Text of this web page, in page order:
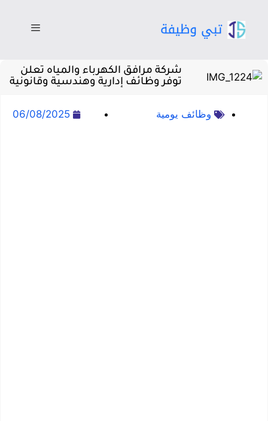
شركة مرافق الكهرباء والمياه تعلن
توفر وظائف إدارية وهندسية وقانونية
وظائف يومية 06/08/2025